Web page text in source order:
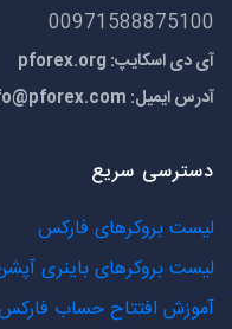
00971588875100
آی دی اسکایپ: pforex.org
آدرس ایمیل:
دسترسی سریع
لیست بروکرهای فارکس
لیست بروکرهای باینری
آموزش افتتاح حساب